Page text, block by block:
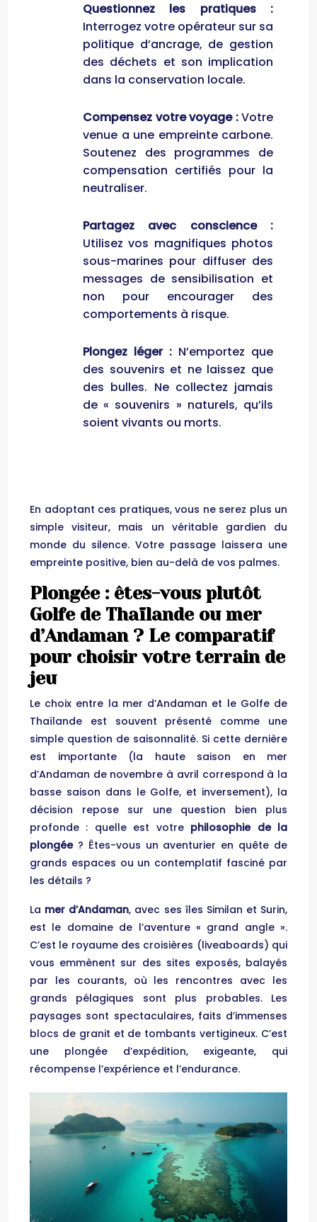
Questionnez les pratiques :
Interrogez votre opérateur sur sa
politique d’ancrage, de gestion
des déchets et son implication
dans la conservation locale.
Compensez votre voyage :Votre
venue a une empreinte carbone.
Soutenez des programmes de
compensation certifiés pour la
neutraliser.
Partagez avec conscience :
Utilisez vos magnifiques photos
sous-marines pour diffuser des
messages de sensibilisation et
non pour encourager des
comportements à risque.
Plongez léger : N’emportez que
des souvenirs et ne laissez que
des bulles. Ne collectez jamais
de « souvenirs » naturels, qu’ils
soient vivants ou morts.
En adoptant ces pratiques, vous ne serez plus un
simple visiteur, mais un véritable gardien du
monde du silence. Votre passage laissera une
empreinte positive, bien au-delà de vos palmes.
Plongée : êtes-vous plutôt
Golfe de Thaïlande ou mer
d’Andaman ? Le comparatif
pour choisir votre terrain de
jeu
Le choix entre la mer d’Andaman et le Golfe de
Thaïlande est souvent présenté comme une
simple question de saisonnalité. Si cette dernière
est importante (la haute saison en mer
d’Andaman de novembre à avril correspond à la
basse saison dans le Golfe, et inversement), la
décision repose sur une question bien plus
profonde : quelle est votre philosophie de la
plongée? Êtes-vous un aventurier en quête de
grands espaces ou un contemplatif fasciné par
les détails ?
La mer d’Andaman, avec ses îles Similan et Surin,
est le domaine de l’aventure « grand angle ».
C’est le royaume des croisières (liveaboards) qui
vous emmènent sur des sites exposés, balayés
par les courants, où les rencontres avec les
grands pélagiques sont plus probables. Les
paysages sont spectaculaires, faits d’immenses
blocs de granit et de tombants vertigineux. C’est
une plongée d’expédition, exigeante, qui
récompense l’expérience et l’endurance.